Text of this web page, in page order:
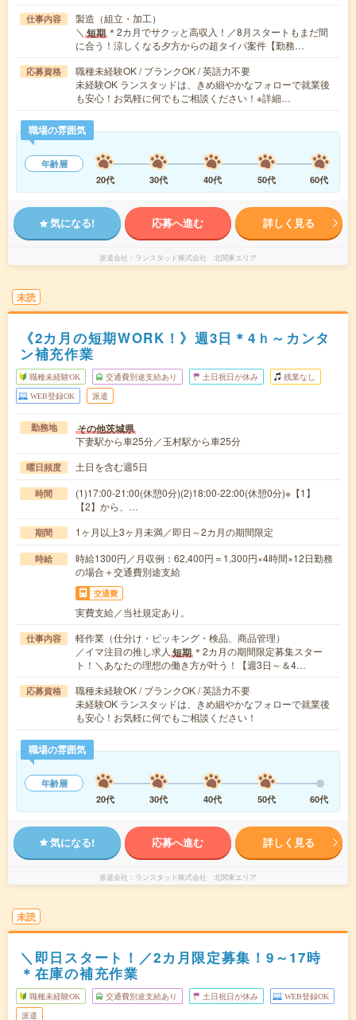
仕事内容
製造（組立・加工）
＼ 短期 ＊2カ月でサクッと高収入！／8月スタートもまだ間
に合う！涼しくなる夕方からの超タイパ案件【勤務…
応募資格
職種未経験OK / ブランクOK / 英語力不要
未経験OK ランスタッドは、きめ細やかなフォローで就業後
も安心！お気軽に何でもご相談ください！※詳細…
職場の雰囲気
年齢層
20代
30代 40代 50代 60代
気になる! 応募へ進む 詳しく見る
派遣会社 ランスタッド株式会社 北関東エリア
未読
《2カ月の短期WORK！》週3日＊4ｈ～カンタ
ン補充作業
職種未経験OK 交通費別途支給あり 土日祝日が休み 残業なし
WEB登録OK 派遣
勤務地 その他茨城県
下妻駅から車25分／玉村駅から車25分
曜日頻度 土日を含む週5日
時間
(1)17:00-21:00(休憩0分)(2)18:00-22:00(休憩0分)※【1】
【2】から、…
期間 1ヶ月以上3ヶ月未満／即日～2カ月の期間限定
時給
時給1300円／月収例：62,400円＝1,300円×4時間×12日勤務
の場合＋交通費別途支給
交通費
実費支給／当社規定あり。
仕事内容
軽作業（仕分け・ピッキング・検品、商品管理）
／イマ注目の推し求人 短期 ＊2カ月の期間限定募集スター
ト！＼あなたの理想の働き方が叶う！【週3日～＆4…
応募資格
職種未経験OK / ブランクOK / 英語力不要
未経験OK ランスタッドは、きめ細やかなフォローで就業後
も安心！お気軽に何でもご相談ください！
職場の雰囲気
年齢層
20代
30代 40代 50代 60代
気になる! 応募へ進む 詳しく見る
派遣会社 ランスタッド株式会社 北関東エリア
未読
＼即日スタート！／2カ月限定募集！9～17時
＊在庫の補充作業
職種未経験OK 交通費別途支給あり 土日祝日が休み WEB登録OK
派遣